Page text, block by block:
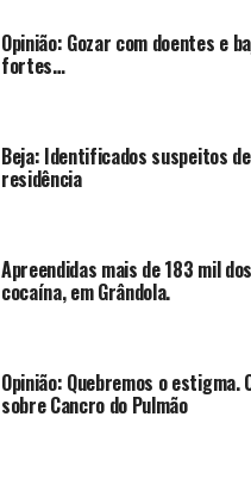
Opinião: Gozar com doentes e
fortes…
Beja: Identificados suspeitos
residência
Apreendidas mais de 183 mil
cocaína, em Grândola.
Opinião: Quebremos o estigma.
sobre Cancro do Pulmão